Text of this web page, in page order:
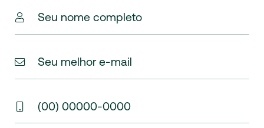
Seu nome completo
Seu melhor e-mail
(00) 00000-0000